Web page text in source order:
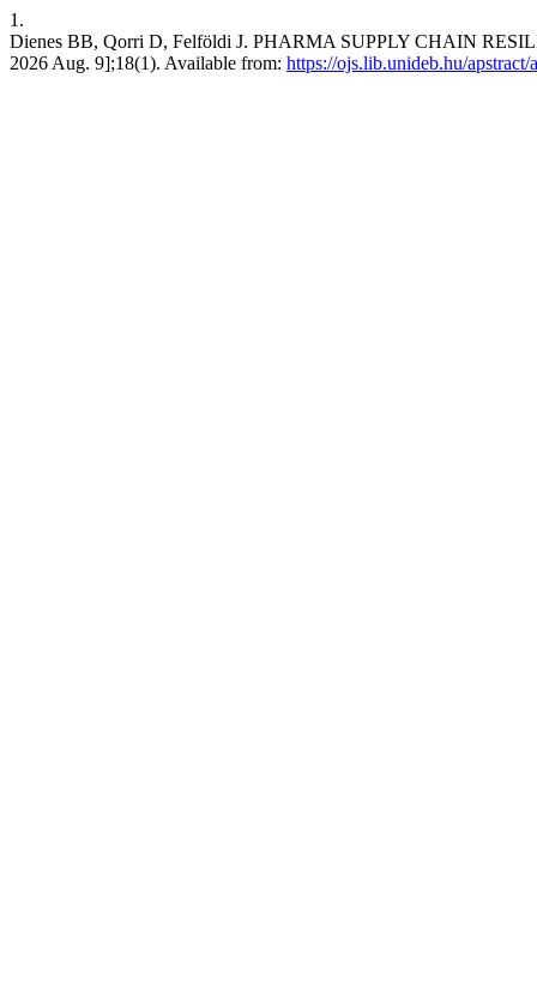
1.
Dienes BB, Qorri D, Felföldi J. PHARMA SUPPLY CHAIN
2026 Aug. 9];18(1). Available from: https://ojs.lib.unideb.hu/